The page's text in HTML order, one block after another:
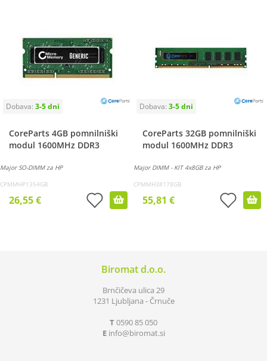
CoreParts 4GB pomnilniški
modul 1600MHz DDR3
Major SO-DIMM za HP
CPMMHP1354GB
26,55 €
CoreParts 32GB pomnilniški
modul 1600MHz DDR3
Major DIMM - KIT 4x8GB za HP
CPMMH38178GB
55,81 €
Biromat d.o.o.
Brnčičeva ulica 29
1231 Ljubljana - Črnuče
T0590 85 050
E info biromat.si